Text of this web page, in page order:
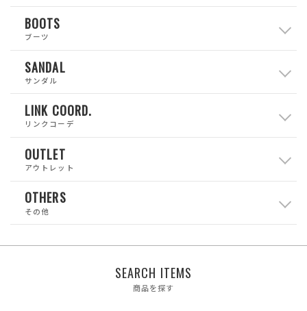
BOOTS
ブーツ
SANDAL
サンダル
LINK COORD.
リンクコーデ
OUTLET
アウトレット
OTHERS
その他
SEARCH ITEMS
商品を探す